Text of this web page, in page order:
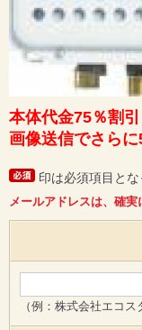
本体代金75％割引
画像送信でさらに
印は必須項目とな
メールアドレスは、確実
（例：株式会社エコス